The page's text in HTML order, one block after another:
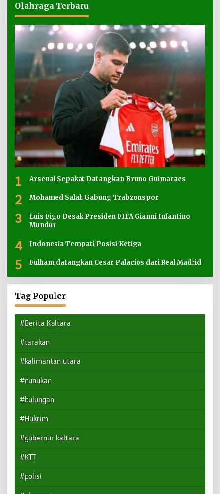
Olahraga Terbaru
1 Arsenal Sepakat Datangkan Bruno Guimaraes
2 Mohamed Salah Gabung Trabzonspor
3
Luis Figo Desak Presiden FIFA Gianni Infantino
Mundur
4 Indonesia Tempati Posisi Ketiga
5 Fulham datangkan Cesar Palacios dari Real Madrid
Tag Populer
#Berita Kaltara
#tarakan
#kalimantan utara
#nunukan
#bulungan
#Hukrim
#gubernur kaltara
#KTT
#polisi